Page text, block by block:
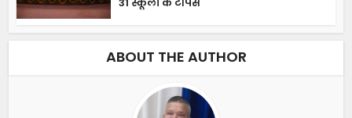
31 स्कूलों के टॉपर्स
ABOUT THE AUTHOR